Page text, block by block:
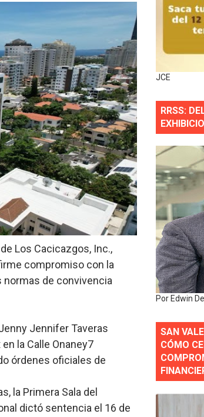
Abraham Lincoln y fallecer horas
apagones en Santo Domingo Norte
Tensión en la Fernández Domínguez
la región Este
la región Este
La Cuaba recuperar su hogar tras
vicepresidenta ejecutiva de Fiduciaria
de transparencia
del proyecto Everest Tower en
por mes de nacimiento en municipios
décadas de excelencia en el sector
bancos del mundo
Interna y Externa para fortalecer gestión
sus críticas destempladas sobre Presa
la frontera dominicana
Los Cacicazgos, Inc.,
compromiso con la
normas de convivencia
Jennifer Taveras
la Calle Onaney7
órdenes oficiales de
la Primera Sala del
dictó sentencia el 16 de
JCE
RRSS:
Por Edwin
SAN
CÓMO